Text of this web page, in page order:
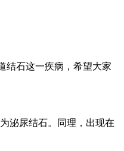
结石这一疾病，希望大家
泌尿结石。同理，出现在